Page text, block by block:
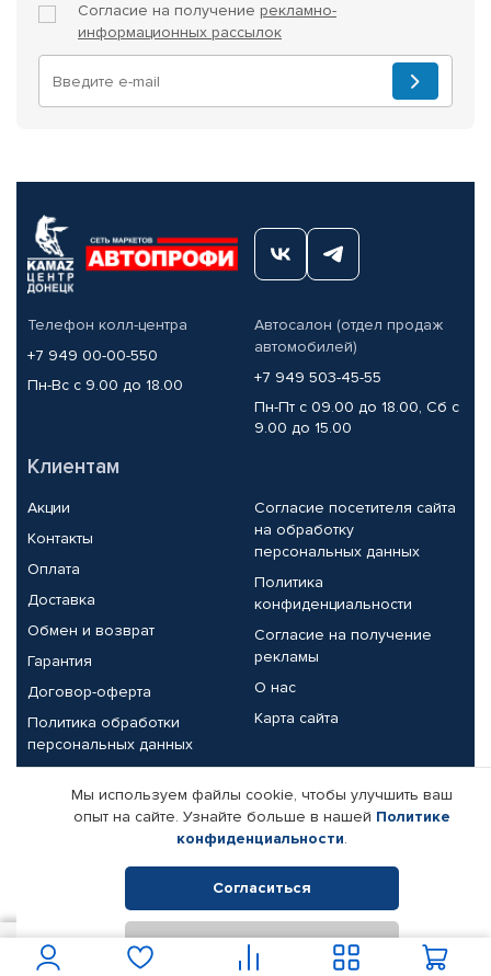
Согласие на получение рекламно-
информационных рассылок
Телефон колл-центра
+7 949 00-00-550
Пн-Вс с 9.00 до 18.00
Автосалон (отдел продаж
автомобилей)
+7 949 503-45-55
Пн-Пт с 09.00 до 18.00, Сб с
9.00 до 15.00
Клиентам
Акции
Контакты
Оплата
Доставка
Обмен и возврат
Гарантия
Договор-оферта
Политика обработки
персональных данных
Согласие посетителя сайта
на обработку
персональных данных
Политика
конфиденциальности
Согласие на получение
рекламы
О нас
Карта сайта
Партнерам
Корпоративным клиентам
Поставщикам
Реквизиты компании
© КАМАЗ ЦЕНТР ДОНЕЦК, 2015-2026. Все права защищены.
Интернет-магазин автомобильных товаров Автопрофи.
Мы используем файлы cookie, чтобы улучшить ваш
опыт на сайте. Узнайте больше в нашей Политике
конфиденциальности.
Согласиться
Отклонить
В корзину